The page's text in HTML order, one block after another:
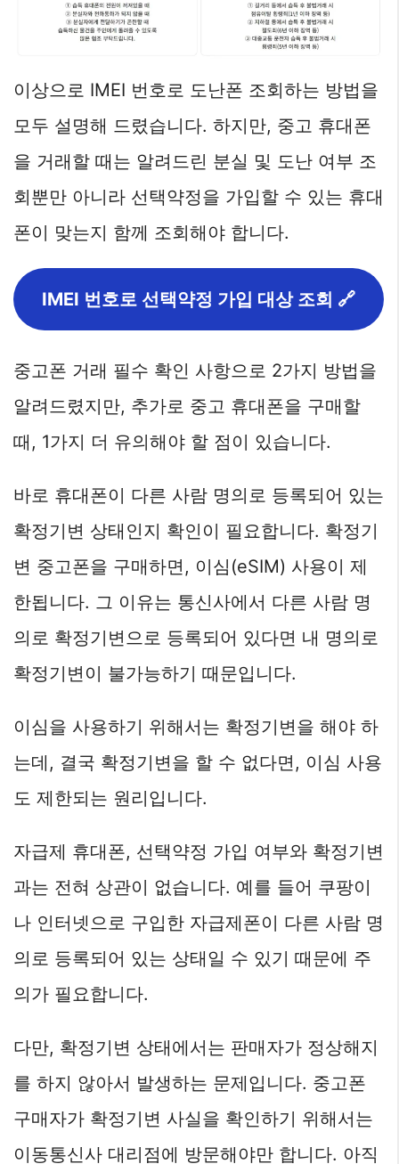
이상으로 IMEI 번호로 도난폰 조회하는 방법을
모두 설명해 드렸습니다. 하지만, 중고 휴대폰
을 거래할 때는 알려드린 분실 및 도난 여부 조
회뿐만 아니라 선택약정을 가입할 수 있는 휴대
폰이 맞는지 함께 조회해야 합니다.
IMEI 번호로 선택약정 가입 대상 조회 🔗
중고폰 거래 필수 확인 사항으로 2가지 방법을
알려드렸지만, 추가로 중고 휴대폰을 구매할
때, 1가지 더 유의해야 할 점이 있습니다.
바로 휴대폰이 다른 사람 명의로 등록되어 있는
확정기변 상태인지 확인이 필요합니다. 확정기
변 중고폰을 구매하면, 이심(eSIM) 사용이 제
한됩니다. 그 이유는 통신사에서 다른 사람 명
의로 확정기변으로 등록되어 있다면 내 명의로
확정기변이 불가능하기 때문입니다.
이심을 사용하기 위해서는 확정기변을 해야 하
는데, 결국 확정기변을 할 수 없다면, 이심 사용
도 제한되는 원리입니다.
자급제 휴대폰, 선택약정 가입 여부와 확정기변
과는 전혀 상관이 없습니다. 예를 들어 쿠팡이
나 인터넷으로 구입한 자급제폰이 다른 사람 명
의로 등록되어 있는 상태일 수 있기 때문에 주
의가 필요합니다.
다만, 확정기변 상태에서는 판매자가 정상해지
를 하지 않아서 발생하는 문제입니다. 중고폰
구매자가 확정기변 사실을 확인하기 위해서는
이동통신사 대리점에 방문해야만 합니다. 아직